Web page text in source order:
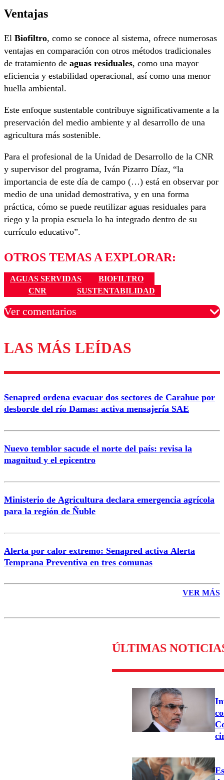
Ventajas
El Biofiltro, como se conoce al sistema, ofrece numerosas
ventajas en comparación con otros métodos tradicionales
de tratamiento de aguas residuales, como una mayor
eficiencia y estabilidad operacional, así como una menor
huella ambiental.
Este enfoque sustentable contribuye significativamente a la
preservación del medio ambiente y al desarrollo de una
agricultura más sostenible.
Para el profesional de la Unidad de Desarrollo de la CNR
y supervisor del programa, Iván Pizarro Díaz, “la
importancia de este día de campo (…) está en observar por
medio de una unidad demostrativa, y en una forma
práctica, cómo se puede reutilizar aguas residuales para
riego y la propia escuela lo ha integrado dentro de su
currículo educativo”.
OTROS TEMAS A EXPLORAR:
AGUAS SERVIDAS
BIOFILTRO
CNR
SUSTENTABILIDAD
Ver comentarios
Los comentarios son moderados para garantizar un
diálogo respetuoso.
Correo
LAS MÁS LEÍDAS
Senapred ordena evacuar dos sectores de Carahue por
desborde del río Damas: activa mensajería SAE
Nuevo temblor sacude el norte del país: revisa la
magnitud y el epicentro
Ministerio de Agricultura declara emergencia agrícola
para la región de Ñuble
Alerta por calor extremo: Senapred activa Alerta
Temprana Preventiva en tres comunas
VER MÁS
ÚLTIMAS